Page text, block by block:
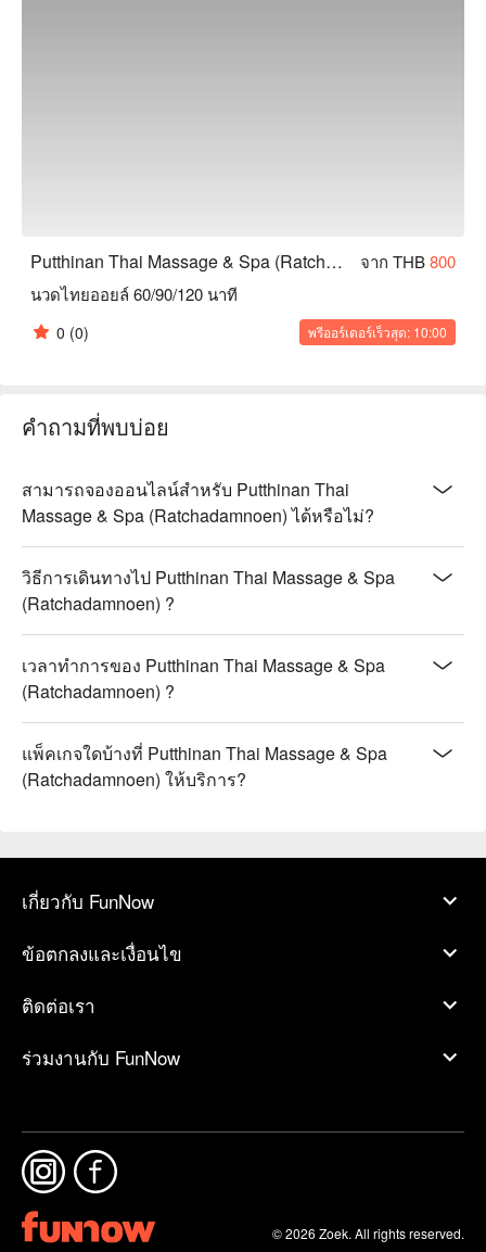
Putthinan Thai Massage & Spa (Ratchadamnoen) จาก THB800
นวดไทยออยล์ 60/90/120 นาที
0 (0) พรีออร์เดอร์เร็วสุด: 10:00
คำถามที่พบบ่อย
สามารถจองออนไลน์สำหรับ Putthinan Thai
Massage & Spa (Ratchadamnoen) ได้หรือไม่?
วิธีการเดินทางไป Putthinan Thai Massage & Spa
(Ratchadamnoen) ?
เวลาทำการของ Putthinan Thai Massage & Spa
(Ratchadamnoen) ?
แพ็คเกจใดบ้างที่ Putthinan Thai Massage & Spa
(Ratchadamnoen) ให้บริการ?
เกี่ยวกับ FunNow
ข้อตกลงและเงื่อนไข
ติดต่อเรา
ร่วมงานกับ FunNow
© 2026 Zoek. All rights reserved.